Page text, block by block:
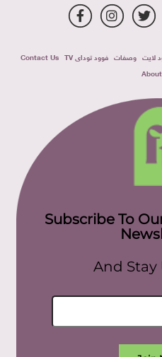
لايت وصفات فوود توداى TV
Contact Us
Subscribe To
And